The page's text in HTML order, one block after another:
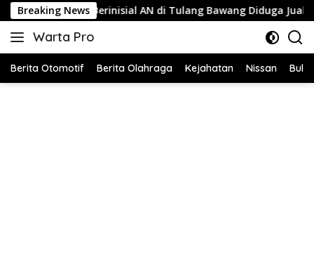
Langsung
ke
konten
Breaking News
Berinisial AN di Tulang Bawang Diduga Jual Layanan
Warta Pro
Akurat
Terpercaya
Berita Otomotif Berita Olahraga Kejahatan Nissan